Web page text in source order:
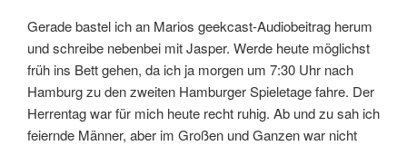
Gerade bastel ich an Marios geekcast-Audiobeitrag herum
und schreibe nebenbei mit Jasper. Werde heute möglichst
früh ins Bett gehen, da ich ja morgen um 7:30 Uhr nach
Hamburg zu den zweiten Hamburger Spieletage fahre. Der
Herrentag war für mich heute recht ruhig. Ab und zu sah ich
feiernde Männer, aber im Großen und Ganzen war nicht